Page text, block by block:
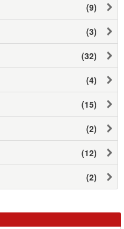
(9)
(3)
(32)
(4)
(15)
(2)
(12)
(2)